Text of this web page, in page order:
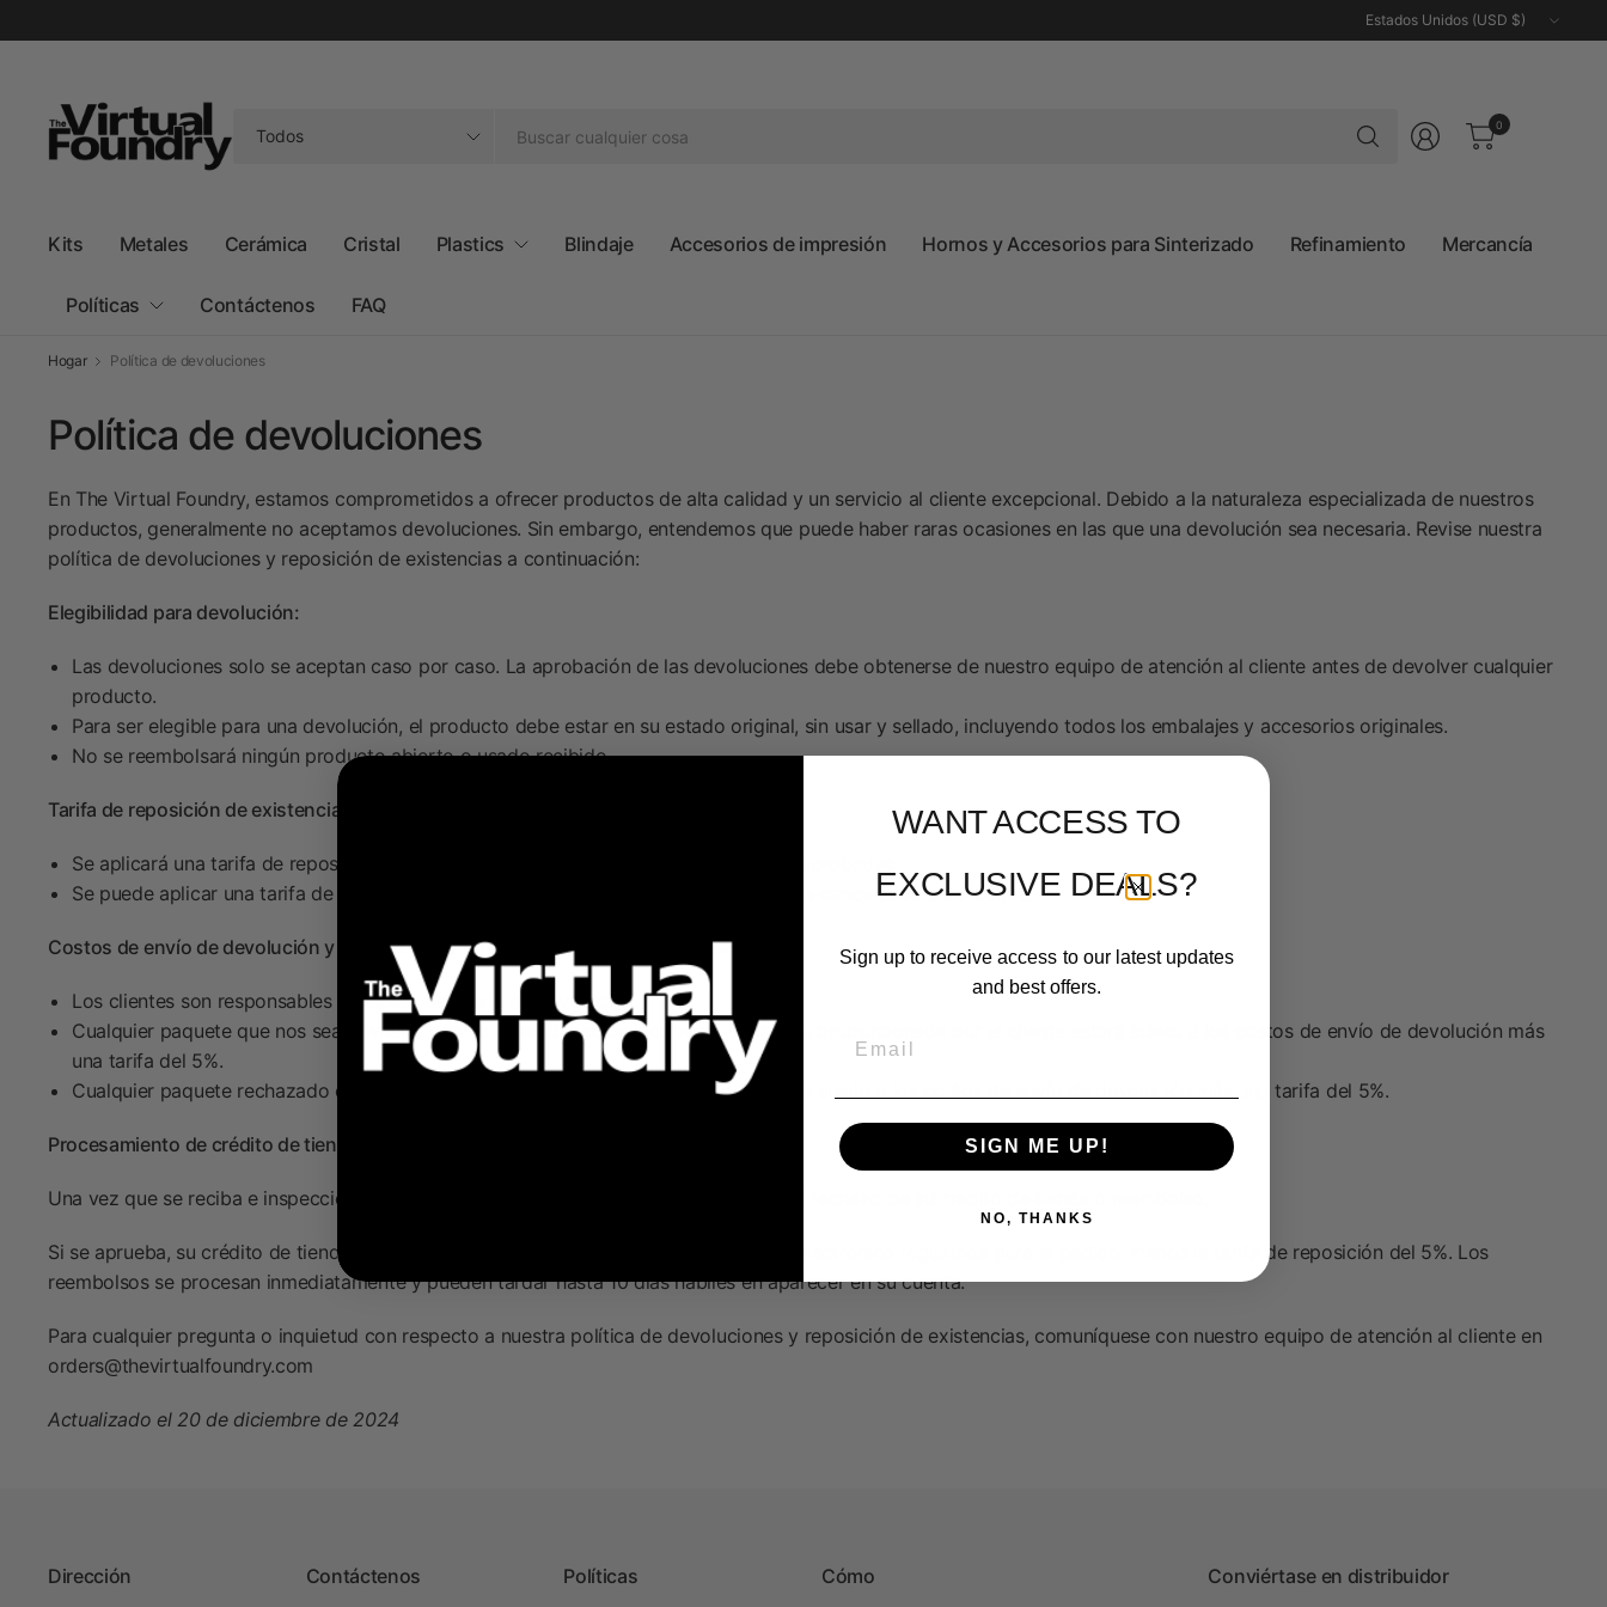
Actualizar
país/región
Buscar
cualquier
cualquier
0
Kits Metales Cerámica Cristal Plastics Blindaje Accesorios de impresión Hornos y Accesorios para Sinterizado Refinamiento Mercancía
Políticas Contáctenos FAQ
Hogar Política de devoluciones
Política de devoluciones
En The Virtual Foundry, estamos comprometidos a ofrecer productos de alta calidad y un servicio al cliente excepcional. Debido a la naturaleza especializada de nuestros
productos, generalmente no aceptamos devoluciones. Sin embargo, entendemos que puede haber raras ocasiones en las que una devolución sea necesaria. Revise nuestra
política de devoluciones y reposición de existencias a continuación:
Elegibilidad para devolución:
Las devoluciones solo se aceptan caso por caso. La aprobación de las devoluciones debe obtenerse de nuestro equipo de atención al cliente antes de devolver cualquier
producto.
Para ser elegible para una devolución, el producto debe estar en su estado original, sin usar y sellado, incluyendo todos los embalajes y accesorios originales.
No se reembolsará ningún producto abierto o usado recibido.
Tarifa de reposición de existencias:
Se aplicará una tarifa de reposición de existencias del 5% a todas las devoluciones aprobadas.
Se puede aplicar una tarifa de reposición de existencias de hasta el 50% a los hornos cancelados o devueltos.
Costos de envío de devolución y devoluciones por dirección de envío incorrecta:
Los clientes son responsables del costo del envío de devolución.
Cualquier paquete que nos sea devuelto debido a una dirección incorrecta o errónea proporcionada por el cliente estará sujeto a los costos de envío de devolución más
una tarifa del 5%.
Cualquier paquete rechazado o devuelto debido a cargos aduaneros impagos estará sujeto a los costos de envío de devolución más una tarifa del 5%.
Procesamiento de crédito de tienda/reembolso:
Una vez que se reciba e inspeccione su devolución, le notificaremos la aprobación o el rechazo de su crédito de tienda o reembolso.
Si se aprueba, su crédito de tienda se procesará y se enviará a la dirección de correo electrónico registrada para el pedido, menos la tarifa de reposición del 5%. Los
reembolsos se procesan inmediatamente y pueden tardar hasta 10 días hábiles en aparecer en su cuenta.
Para cualquier pregunta o inquietud con respecto a nuestra política de devoluciones y reposición de existencias, comuníquese con nuestro equipo de atención al cliente en
orders@thevirtualfoundry.com
Actualizado el 20 de diciembre de 2024
Dirección Contáctenos Políticas Cómo Conviértase en distribuidor
WANT ACCESS TO
EXCLUSIVE DEALS?
Sign up to receive access to our latest updates
and best offers.
SIGN ME UP!
NO, THANKS